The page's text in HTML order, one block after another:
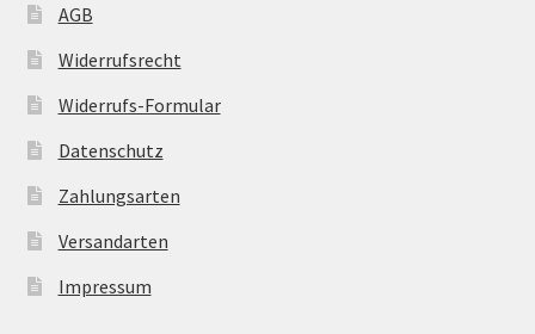
AGB
Widerrufsrecht
Widerrufs-Formular
Datenschutz
Zahlungsarten
Versandarten
Impressum